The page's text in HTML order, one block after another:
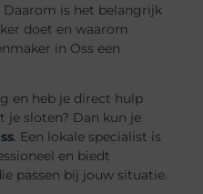
Daarom is het belangrijk
doet en waarom
in Oss een
en heb je direct hulp
je sloten? Dan kun je
. Een lokale specialist is
en biedt
passen bij jouw situatie.